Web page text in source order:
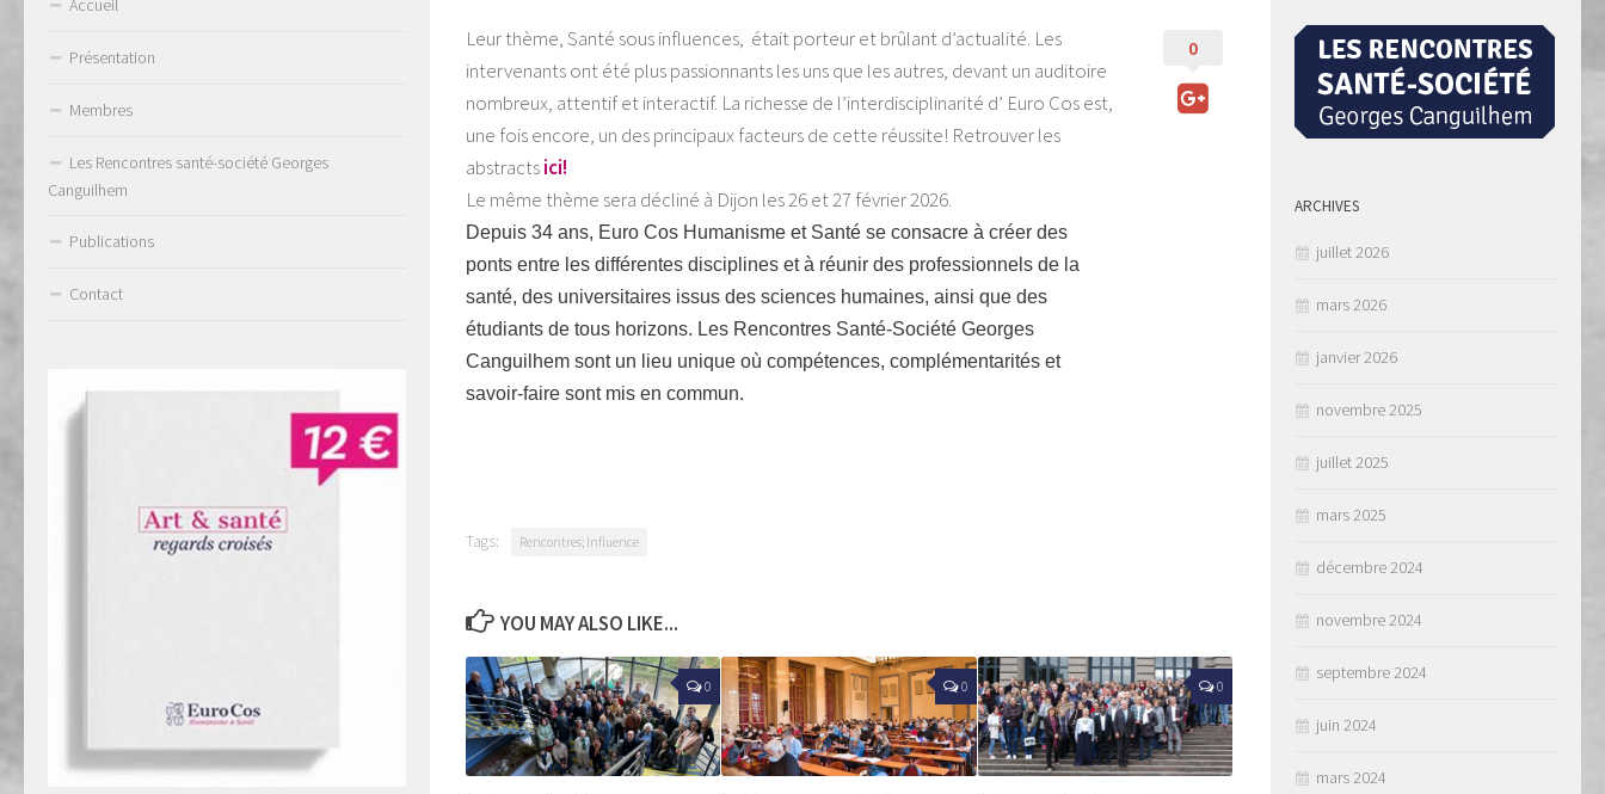
Leur thème, Santé sous influences, était porteur et brûlant d’actualité. Les
intervenants ont été plus passionnants les uns que les autres, devant un auditoire
nombreux, attentif et interactif. La richesse de l’interdisciplinarité d’ Euro Cos est,
une fois encore, un des principaux facteurs de cette réussite! Retrouver les
abstractsici!
Le même thème sera décliné à Dijon les 26 et 27 février 2026.
Depuis 34 ans, Euro Cos Humanisme et Santé se consacre à créer des
ponts entre les différentes disciplines et à réunir des professionnels de la
santé, des universitaires issus des sciences humaines, ainsi que des
étudiants de tous horizons. Les Rencontres Santé-Société Georges
Canguilhem sont un lieu unique où compétences, complémentarités et
savoir-faire sont mis en commun.
0
Tags: Rencontres; Influence
YOU MAY ALSO LIKE...
0 0 0
Accueil
Présentation
Membres
Les Rencontres santé-société Georges
Canguilhem
Publications
Contact
ARCHIVES
juillet 2026
mars 2026
janvier 2026
novembre 2025
juillet 2025
mars 2025
décembre 2024
novembre 2024
septembre 2024
juin 2024
mars 2024